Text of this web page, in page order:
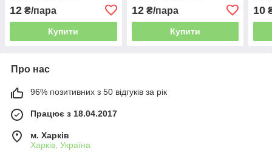
12 ₴/пара
Купити
12₴/пара
Купити
10
Про нас
96% позитивних з 50 відгуків за рік
Працює з 18.04.2017
м. Харків
Харків, Україна